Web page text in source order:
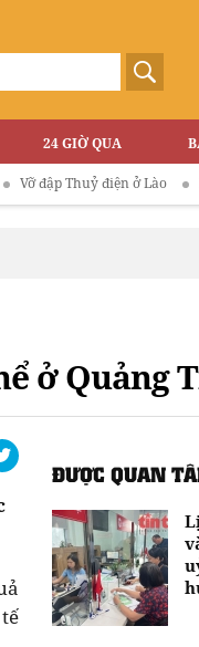
24 GIỜ QUA
Thuỷ điện ở Lào Phòng
ở Quảng
ĐƯỢC QUAN